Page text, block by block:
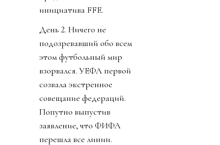
инициатива FFE.
День 2. Ничего не
подозревавший обо всем
этом футбольный мир
взорвался. УЕФА первой
созвала экстренное
совещание федераций.
Попутно выпустив
заявление, что ФИФА
перешла все линии.